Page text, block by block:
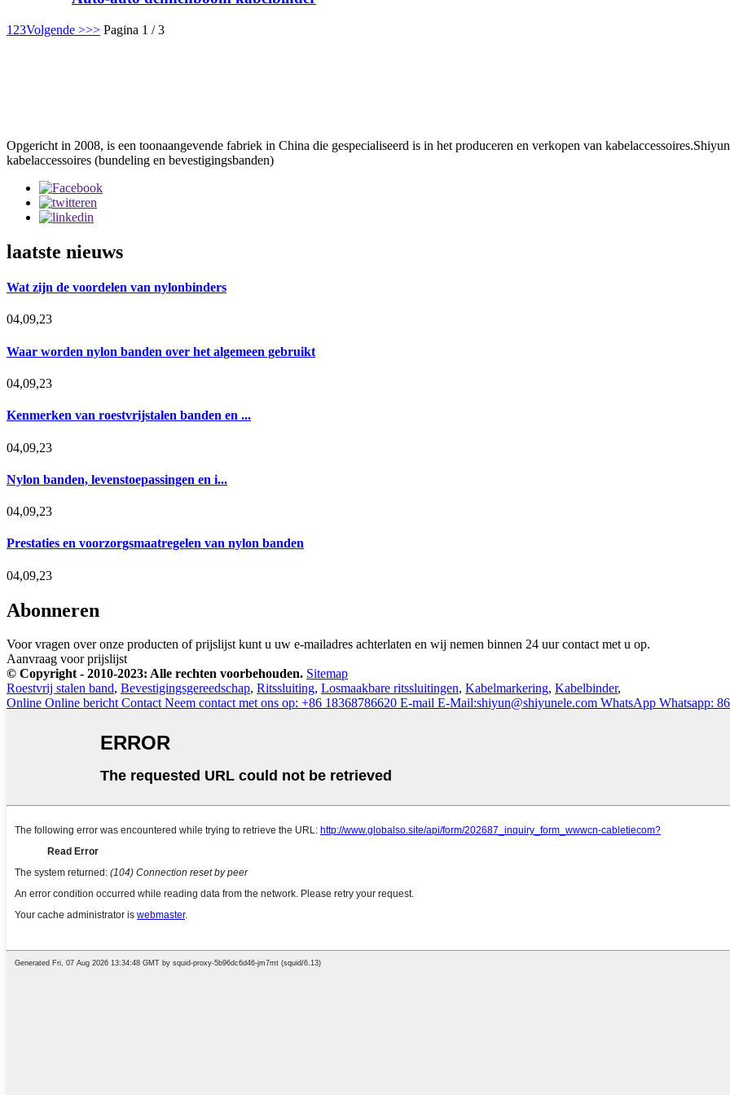
1 23Volgende >>> Pagina 1 / 3
Opgericht in 2008, is een toonaangevende fabriek in China die gespecialiseerd is in het produceren en verkopen van
kabelaccessoires (bundeling en bevestigingsbanden)
laatste nieuws
Wat zijn de voordelen van nylonbinders
04,09,23
Waar worden nylon banden over het algemeen gebruikt
04,09,23
Kenmerken van roestvrijstalen banden en ...
04,09,23
Nylon banden, levenstoepassingen en i...
04,09,23
Prestaties en voorzorgsmaatregelen van nylon banden
04,09,23
Abonneren
Voor vragen over onze producten of prijslijst kunt u uw e-mailadres achterlaten en wij nemen binnen 24 uur contact met u op.
Aanvraag voor prijslijst
© Copyright - 2010-2023: Alle rechten voorbehouden. Sitemap
Roestvrij stalen band, Bevestigingsgereedschap, Ritssluiting, Losmaakbare ritssluitingen, Kabelmarkering, Kabelbinder,
Online Online bericht Contact Neem contact met ons op: +86 18368786620 E-mail E-Mail:shiyun@shiyunele.com WhatsApp Whatsapp: